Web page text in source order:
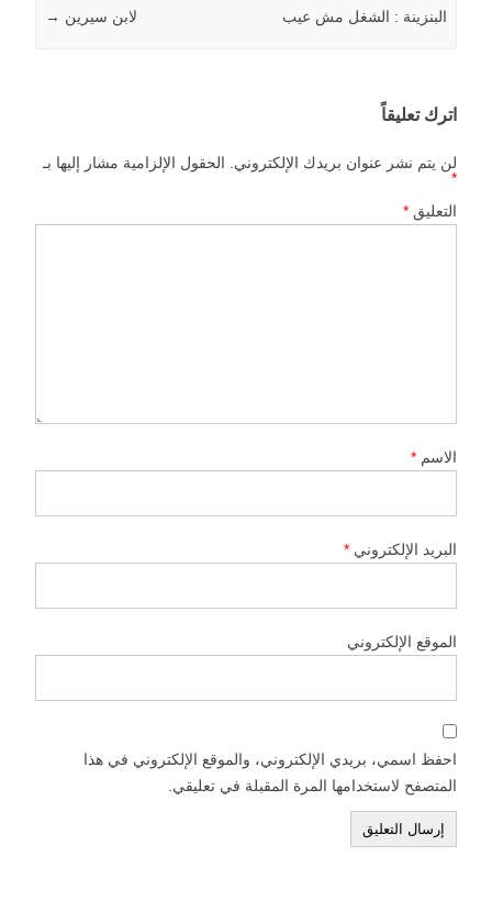
البنزينة : الشغل مش عيب
لابن سيرين →
اترك تعليقاً
لن يتم نشر عنوان بريدك الإلكتروني.
الحقول الإلزامية مشار إليها بـ
*
التعليق *
الاسم *
البريد الإلكتروني *
الموقع الإلكتروني
احفظ اسمي، بريدي الإلكتروني، والموقع الإلكتروني في هذا
المتصفح لاستخدامها المرة المقبلة في تعليقي.